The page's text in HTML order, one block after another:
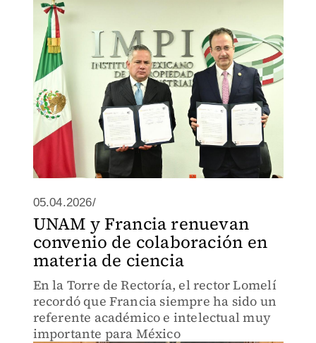
05.04.2026/
UNAM y Francia renuevan
convenio de colaboración en
materia de ciencia
En la Torre de Rectoría, el rector Lomelí
recordó que Francia siempre ha sido un
referente académico e intelectual muy
importante para México